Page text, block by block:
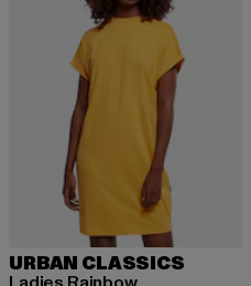
URBAN CLASSICS